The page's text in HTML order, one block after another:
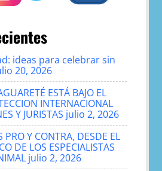
ideas para celebrar sin
20, 2026
ESTÁ BAJO EL
INTERNACIONAL
Y JURISTAS julio 2, 2026
PRO Y CONTRA, DESDE EL
DE LOS ESPECIALISTAS
julio 2, 2026